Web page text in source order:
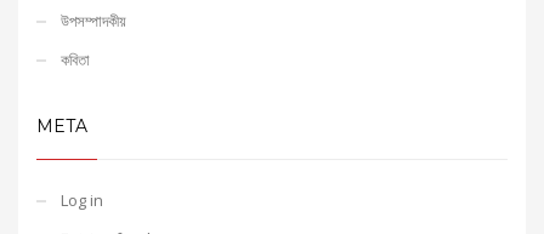
উপসম্পাদকীয়
কবিতা
META
Log in